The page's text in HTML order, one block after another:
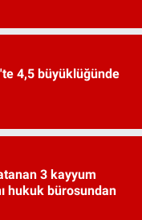
4,5 büyüklüğünde
3 kayyum
hukuk bürosundan